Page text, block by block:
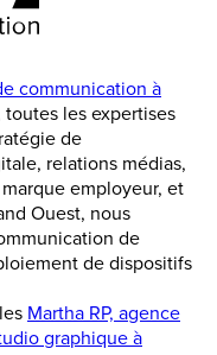
communication à
les expertises
de
relations médias,
employeur, et
Ouest, nous
de
de dispositifs
Martha RP, agence
graphique à